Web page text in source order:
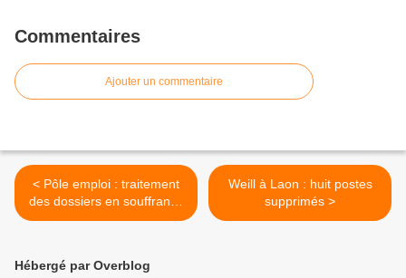
Commentaires
Ajouter un commentaire
< Pôle emploi : traitement
des dossiers en souffrance
dans l'Aisne
Weill à Laon : huit postes
supprimés >
Hébergé par Overblog